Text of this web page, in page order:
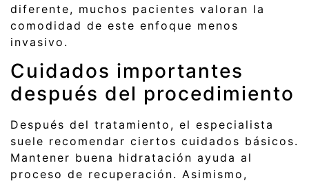
diferente, muchos pacientes valoran la
comodidad de este enfoque menos
invasivo.
Cuidados importantes
después del procedimiento
Después del tratamiento, el especialista
suele recomendar ciertos cuidados básicos.
Mantener buena hidratación ayuda al
proceso de recuperación. Asimismo,